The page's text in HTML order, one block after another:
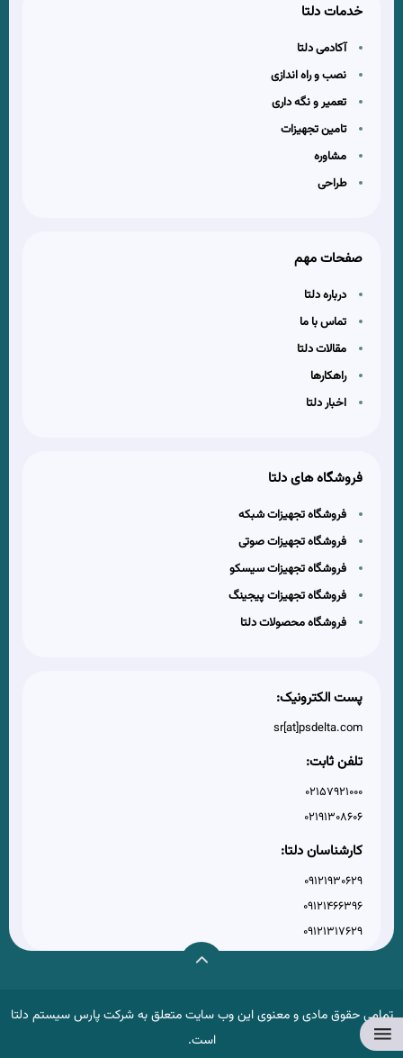
خدمات دلتا
آکادمی دلتا
نصب و راه اندازی
تعمیر و نگه داری
تامین تجهیزات
مشاوره
طراحی
صفحات مهم
درباره دلتا
تماس با ما
مقالات دلتا
راهکارها
اخبار دلتا
فروشگاه های دلتا
فروشگاه تجهیزات شبکه
فروشگاه تجهیزات صوتی
فروشگاه تجهیزات سیسکو
فروشگاه تجهیزات پیجینگ
فروشگاه محصولات دلتا
پست الکترونیک:
sr[at]psdelta.com
تلفن ثابت:
02157921000
02191308606
کارشناسان دلتا:
09121930629
09121466396
09121317629
تمامی حقوق مادی و معنوی این وب سایت متعلق به شرکت پارس سیستم دلتا
است.